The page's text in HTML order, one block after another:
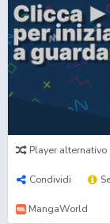
Player alternativo
Condividi
MangaWorld